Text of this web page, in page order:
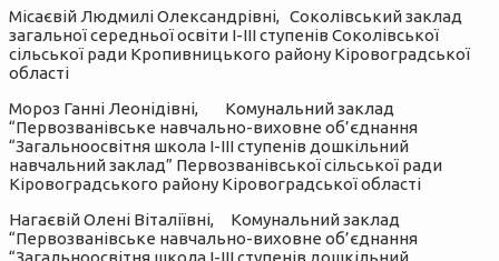
Місаєвій Людмилі Олександрівні, Соколівський заклад
загальної середньої освіти І-ІІІ ступенів Соколівської
сільської ради Кропивницького району Кіровоградської
області
Мороз Ганні Леонідівні, Комунальний заклад
“Первозванівське навчально-виховне об’єднання
“Загальноосвітня школа І-ІІІ ступенів дошкільний
навчальний заклад” Первозванівської сільської ради
Кіровоградського району Кіровоградської області
Нагаєвій Олені Віталіївні, Комунальний заклад
“Первозванівське навчально-виховне об’єднання
“Загальноосвітня школа І-ІІІ ступенів дошкільний